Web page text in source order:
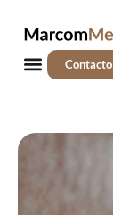
contenido
MenúContacto